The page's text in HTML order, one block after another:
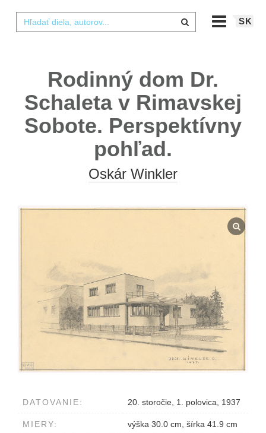
SK
Rodinný dom Dr.
Schaleta v Rimavskej
Sobote. Perspektívny
pohľad.
Oskár Winkler
DATOVANIE: 20. storočie, 1. polovica, 1937
MIERY: výška 30.0 cm, šírka 41.9 cm